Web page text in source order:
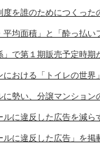
を誰のためにつくった
均面積」と「酔っ払
で第１期販売予定時期
における「トイレの世界
勢い、分譲マンション
に違反した広告を減ら
に違反した広告」を掲